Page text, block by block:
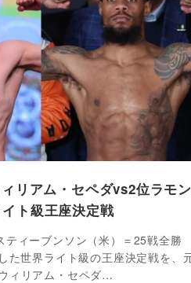
リアム・セペダvs2位ラモン
ト級王座決定戦
ティーブンソン（米）＝25戦全勝
た世界ライト級の王座決定戦を、
ィリアム・セペダ…